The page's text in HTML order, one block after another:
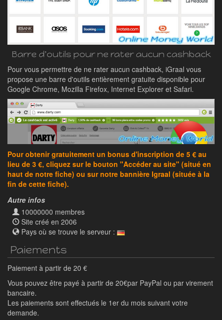
Barre d'outils pour ne rater aucun cashback
Pour vous permettre de ne rater aucun cashback, iGraal vous
propose une barre d'outils entièrement gratuite disponible pour
Google Chrome, Mozilla Firefox, Internet Explorer et Safari.
Pour obtenir gratuitement un bonus d'inscription de 5 € au
lieu de 3 €, cliquez sur le bouton "Accéder au site" (situé en
haut de notre fiche) ou sur notre bannière Igraal (située à la
fin de cette fiche).
Autre infos
10000000 membres
Site créé en 2006
Pays où se trouve le serveur :
Paiements
Paiement à partir de 20 €
Vous pouvez être payé à partir de 20€par PayPal ou par virement
bancaire.
Les paiements sont effectués le 1er du mois suivant votre
demande.